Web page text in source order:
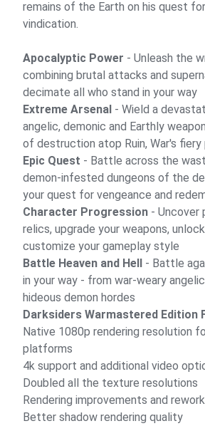
remains of the Earth on his quest
vindication.
Apocalyptic Power - Unleash the
combining brutal attacks and
decimate all who stand in your way
Extreme Arsenal - Wield a
angelic, demonic and Earthly
of destruction atop Ruin, War's
Epic Quest - Battle across the
demon-infested dungeons of the
your quest for vengeance and
Character Progression - Uncover
relics, upgrade your weapons,
customize your gameplay style
Battle Heaven and Hell - Battle
in your way - from war-weary
hideous demon hordes
Darksiders Warmastered Edition
Native 1080p rendering resolution
platforms
4k support and additional video
Doubled all the texture resolutions
Rendering improvements and rework
Better shadow rendering quality